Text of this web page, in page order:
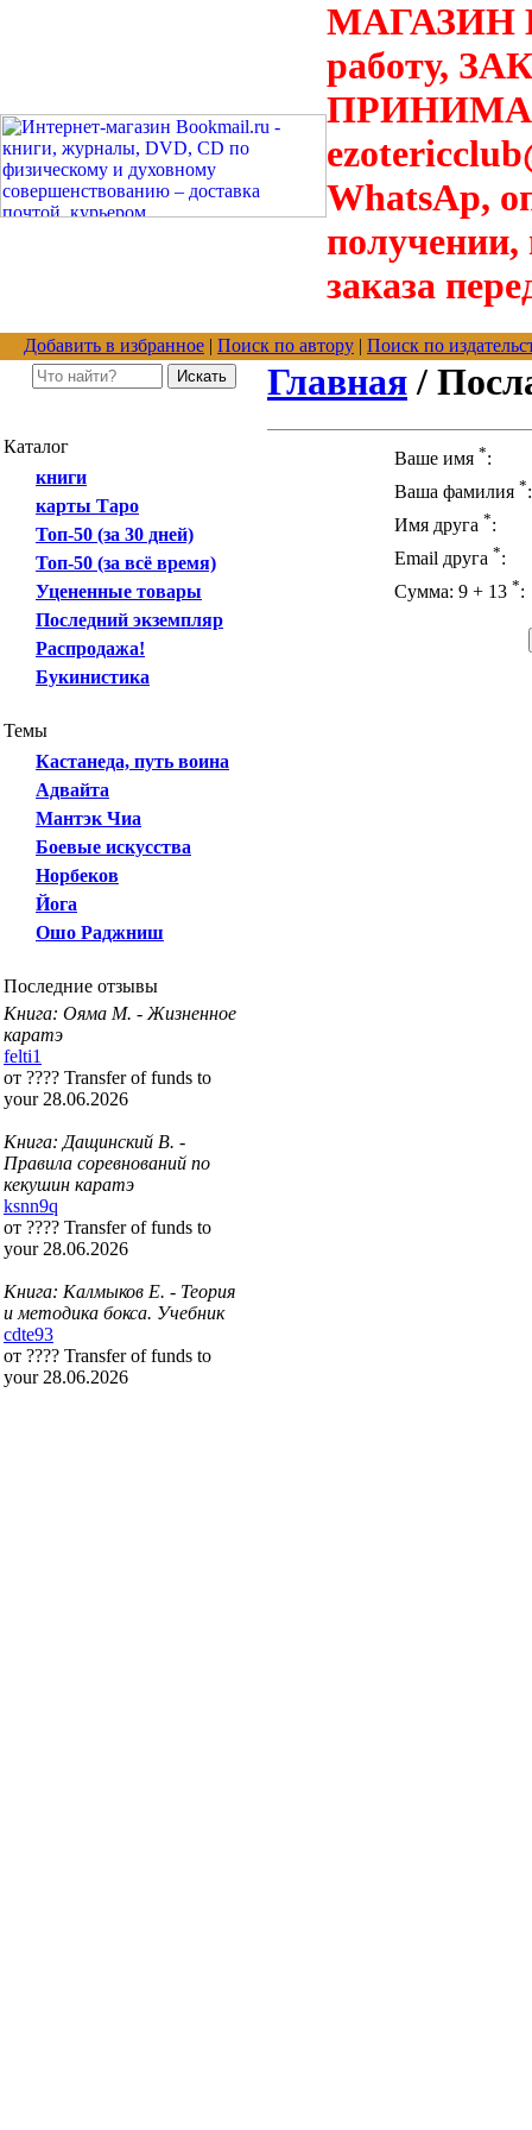
МАГАЗИН
работу,
WhatsAp,
получении,
заказа
Добавить в избранное | Поиск по автору | Поиск по
Каталог
книги
карты Таро
Топ-50 (за 30 дней)
Топ-50 (за всё время)
Уцененные товары
Последний экземпляр
Распродажа!
Букинистика
Темы
Кастанеда, путь воина
Адвайта
Мантэк Чиа
Боевые искусства
Норбеков
Йога
Ошо Раджниш
Последние отзывы
Книга: Ояма М. - Жизненное
каратэ
felti1
от ???? Transfer of funds to
your 28.06.2026
Книга: Дащинский В. -
Правила соревнований по
кекушин каратэ
ksnn9q
от ???? Transfer of funds to
your 28.06.2026
Книга: Калмыков Е. - Теория
и методика бокса. Учебник
cdte93
от ???? Transfer of funds to
your 28.06.2026
Главная /
Ваше имя *:
Ваша фамилия *:
Имя друга *:
Email друга *:
Сумма: 9 + 13 *: